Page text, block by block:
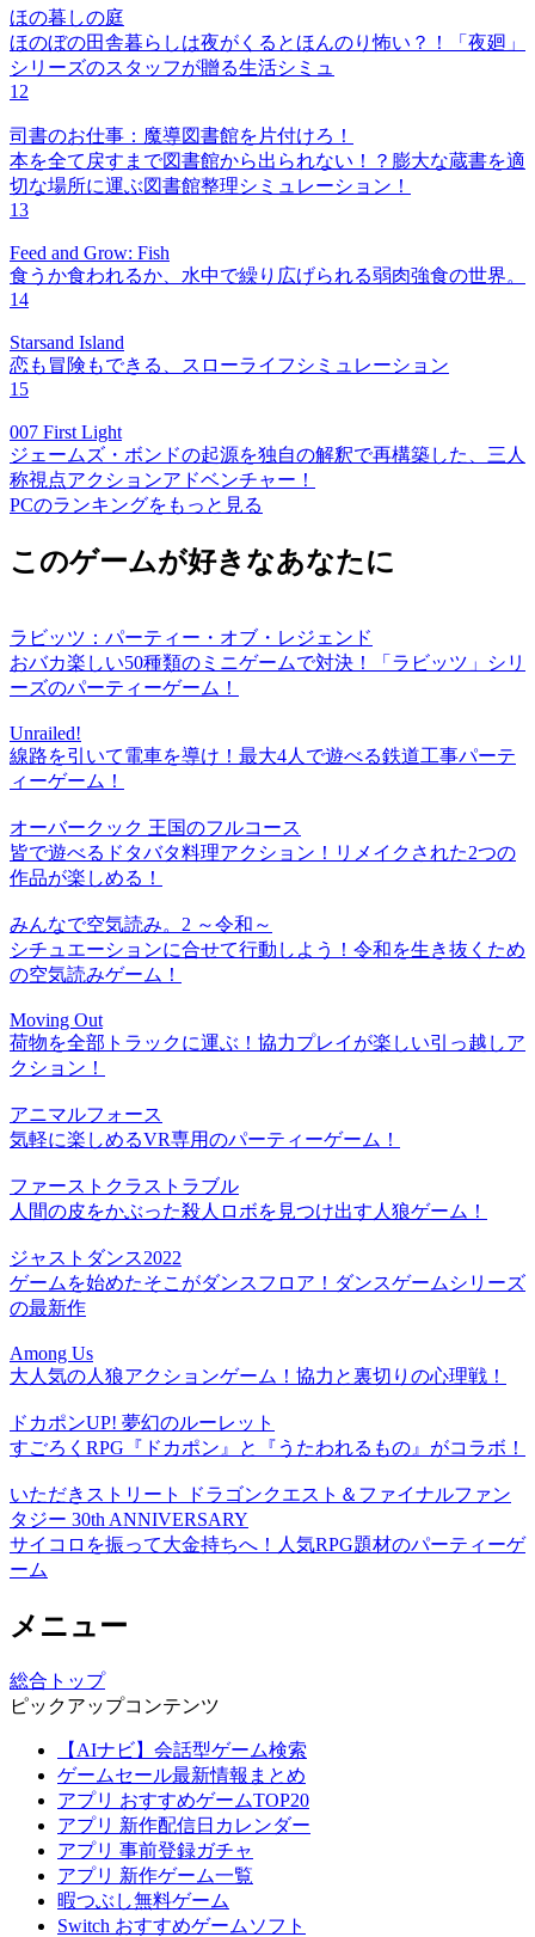
ほの暮しの庭
ほのぼの田舎暮らしは夜がくるとほんのり怖い？！「夜廻」
シリーズのスタッフが贈る生活シミュ
12
司書のお仕事：魔導図書館を片付けろ！
本を全て戻すまで図書館から出られない！？膨大な蔵書を適
切な場所に運ぶ図書館整理シミュレーション！
13
Feed and Grow: Fish
食うか食われるか、水中で繰り広げられる弱肉強食の世界。
14
Starsand Island
恋も冒険もできる、スローライフシミュレーション
15
007 First Light
ジェームズ・ボンドの起源を独自の解釈で再構築した、三人
称視点アクションアドベンチャー！
PCのランキングをもっと見る
このゲームが好きなあなたに
ラビッツ：パーティー・オブ・レジェンド
おバカ楽しい50種類のミニゲームで対決！「ラビッツ」シリ
ーズのパーティーゲーム！
Unrailed!
線路を引いて電車を導け！最大4人で遊べる鉄道工事パーテ
ィーゲーム！
オーバークック 王国のフルコース
皆で遊べるドタバタ料理アクション！リメイクされた2つの
作品が楽しめる！
みんなで空気読み。2 ～令和～
シチュエーションに合せて行動しよう！令和を生き抜くため
の空気読みゲーム！
Moving Out
荷物を全部トラックに運ぶ！協力プレイが楽しい引っ越しア
クション！
アニマルフォース
気軽に楽しめるVR専用のパーティーゲーム！
ファーストクラストラブル
人間の皮をかぶった殺人ロボを見つけ出す人狼ゲーム！
ジャストダンス2022
ゲームを始めたそこがダンスフロア！ダンスゲームシリーズ
の最新作
Among Us
大人気の人狼アクションゲーム！協力と裏切りの心理戦！
ドカポンUP! 夢幻のルーレット
すごろくRPG『ドカポン』と『うたわれるもの』がコラボ！
いただきストリート ドラゴンクエスト＆ファイナルファン
タジー 30th ANNIVERSARY
サイコロを振って大金持ちへ！人気RPG題材のパーティーゲ
ーム
メニュー
総合トップ
ピックアップコンテンツ
【AIナビ】会話型ゲーム検索
ゲームセール最新情報まとめ
アプリ おすすめゲームTOP20
アプリ 新作配信日カレンダー
アプリ 事前登録ガチャ
アプリ 新作ゲーム一覧
暇つぶし無料ゲーム
Switch おすすめゲームソフト